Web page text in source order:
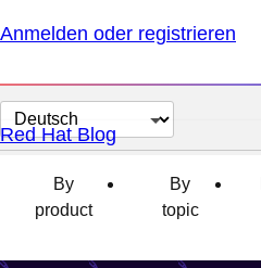
Anmelden oder registrieren
Sprache
auswählen
Red Hat Blog
By
product
By
topic